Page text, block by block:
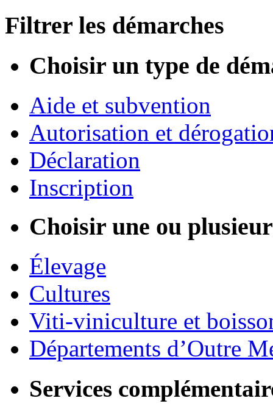
Filtrer les démarches
Choisir un type de
Aide et subvention
Autorisation et
Déclaration
Inscription
Choisir une ou
Élevage
Cultures
Viti-viniculture et
Départements d’Outre
Services